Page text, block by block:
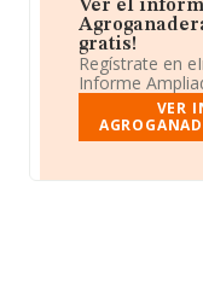
Ver el
gratis!
Regístrate en
Informe
VER